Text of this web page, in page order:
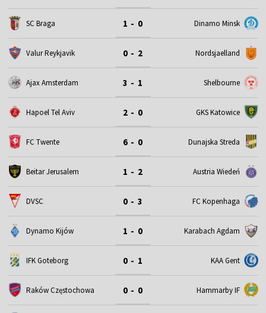
SC Braga 1 - 0 Dinamo Minsk
Valur Reykjavik 0 - 2 Nordsjaelland
Ajax Amsterdam 3 - 1 Shelbourne
Hapoel Tel Aviv 2 - 0 GKS Katowice
FC Twente 6 - 0 Dunajska Streda
Beitar Jerusalem 1 - 2 Austria Wiedeń
DVSC 0 - 3 FC Kopenhaga
Dynamo Kijów 1 - 0 Karabach Agdam
IFK Goteborg 0 - 1 KAA Gent
Raków Częstochowa 0 - 0 Hammarby IF